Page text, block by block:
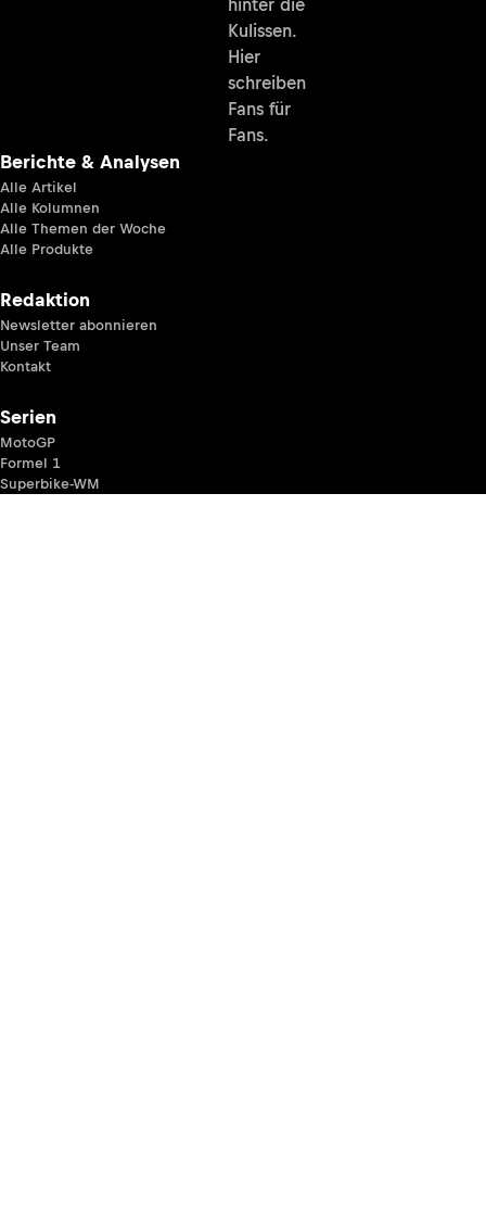
hinter die
Kulissen.
Hier
schreiben
Fans für
Fans.
Berichte & Analysen
Alle Artikel
Alle Kolumnen
Alle Themen der Woche
Alle Produkte
Redaktion
Newsletter abonnieren
Unser Team
Kontakt
Serien
MotoGP
Formel 1
Superbike-WM